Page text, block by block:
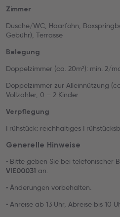
Zimmer
Dusche/WC, Haarföhn,
Gebühr), Terrasse
Belegung
Doppelzimmer (ca. 20m²): min. 2/
Doppelzimmer zur Alleinnützung
Vollzahler, 0 – 2 Kinder
Verpflegung
Frühstück: reichhaltiges
Generelle Hinweise
• Bitte geben Sie bei telefonischer
VIE00031 an.
• Änderungen vorbehalten.
• Anreise ab 13 Uhr, Abreise bis 10